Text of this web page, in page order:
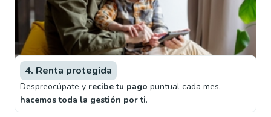
4. Renta protegida
Despreocúpate y recibe tu pago puntual cada mes,
hacemos toda la gestión por ti.